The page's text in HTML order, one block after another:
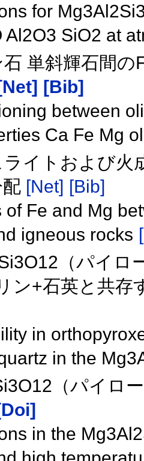
for
Al2O3 SiO2 at
単斜輝石間
[Bib]
between
Ca Fe Mg
イトおよび火
[Net] [Bib]
of Fe and Mg
igneous rocks
（パイロ
ン+石英と共
in
in the
（パイロ
in the